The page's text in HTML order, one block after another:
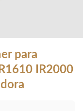
para
IR2000